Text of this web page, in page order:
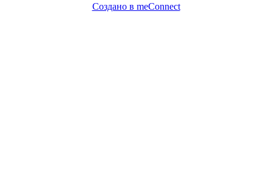
Создано в meConnect